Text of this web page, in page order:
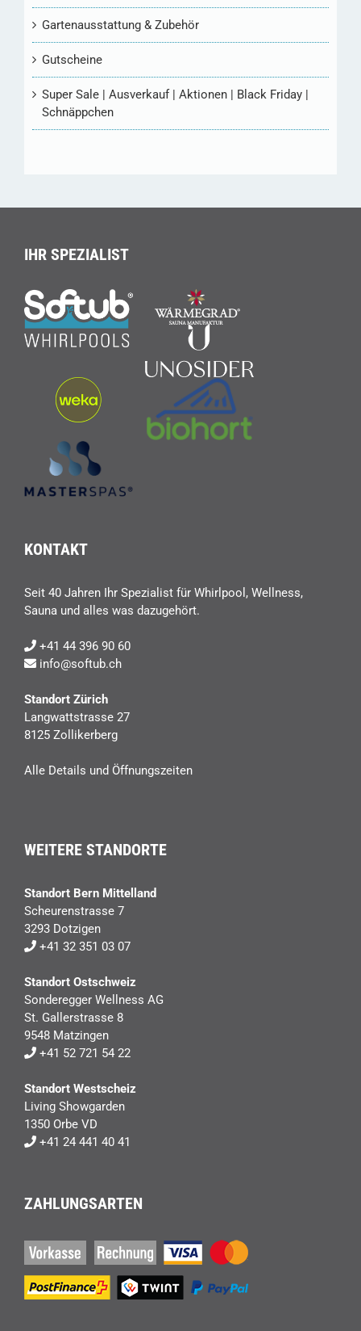
Gartenausstattung & Zubehör
Gutscheine
Super Sale | Ausverkauf | Aktionen | Black Friday |
Schnäppchen
IHR SPEZIALIST
KONTAKT
Seit 40 Jahren Ihr Spezialist für Whirlpool, Wellness,
Sauna und alles was dazugehört.
+41 44 396 90 60
info@softub.ch
Standort Zürich
Langwattstrasse 27
8125 Zollikerberg
Alle Details und Öffnungszeiten
WEITERE STANDORTE
Standort Bern Mittelland
Scheurenstrasse 7
3293 Dotzigen
+41 32 351 03 07
Standort Ostschweiz
Sonderegger Wellness AG
St. Gallerstrasse 8
9548 Matzingen
+41 52 721 54 22
Standort Westscheiz
Living Showgarden
1350 Orbe VD
+41 24 441 40 41
ZAHLUNGSARTEN